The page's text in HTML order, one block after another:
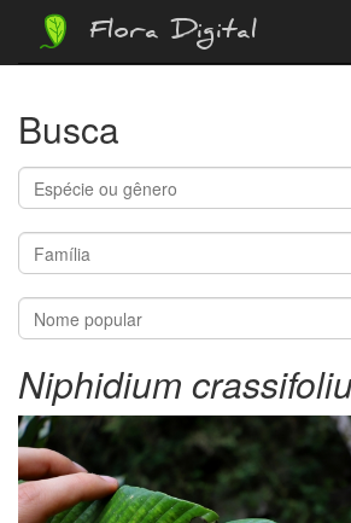
Flora Digital
Busca
Niphidium